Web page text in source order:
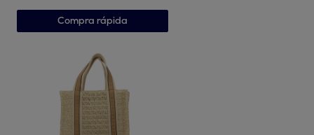
Compra rápida